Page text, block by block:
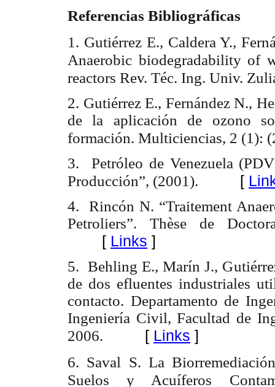
Referencias Bibliográficas
1. Gutiérrez E., Caldera Y.,
Anaerobic biodegradability of
reactors Rev. Téc. Ing. Univ.
2. Gutiérrez E., Fernández N.,
de la aplicación de ozono
formación. Multiciencias, 2 (1):
3. Petróleo de Venezuela
Producción”, (2001).
[
4. Rincón N. “Traitement
Petroliers”. Thèse de
[ Links ]
5. Behling E., Marín J.,
de dos efluentes industriales
contacto. Departamento de
Ingeniería Civil, Facultad de
2006.
[ Links ]
6. Saval S. La
Suelos y Acuíferos